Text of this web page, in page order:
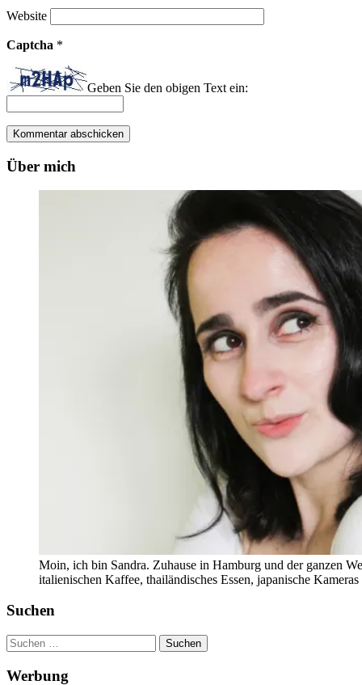
Website
Captcha *
Geben Sie den obigen Text ein:
Über mich
Moin, ich bin Sandra. Zuhause in Hamburg und der ganzen
italienischen Kaffee, thailändisches Essen, japanische
Suchen
Suchen
nach:
Werbung